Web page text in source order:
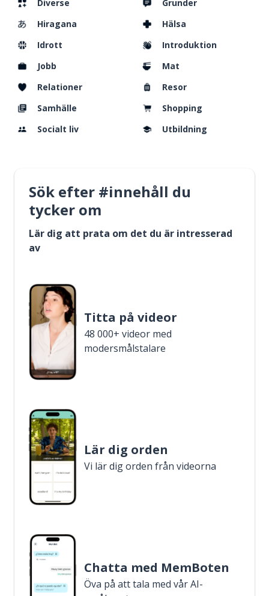
Diverse
Grunder
Hiragana
Hälsa
Idrott
Introduktion
Jobb
Mat
Relationer
Resor
Samhälle
Shopping
Socialt liv
Utbildning
Sök efter #innehåll du
tycker om
Lär dig att prata om det du är intresserad
av
Titta på videor
48 000+ videor med
modersmålstalare
Lär dig orden
Vi lär dig orden från videorna
Chatta med MemBoten
Öva på att tala med vår AI-